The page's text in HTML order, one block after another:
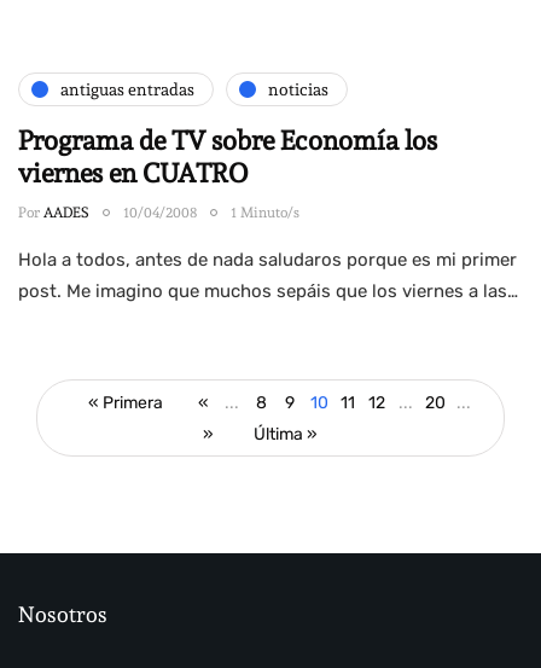
antiguas entradas noticias
Programa de TV sobre Economía los
viernes en CUATRO
Por AADES 10/04/2008 1 Minuto/s
Hola a todos, antes de nada saludaros porque es mi primer
post. Me imagino que muchos sepáis que los viernes a las…
« Primera « ... 8 9 10 11 12 ... 20
...
»
Última »
Nosotros